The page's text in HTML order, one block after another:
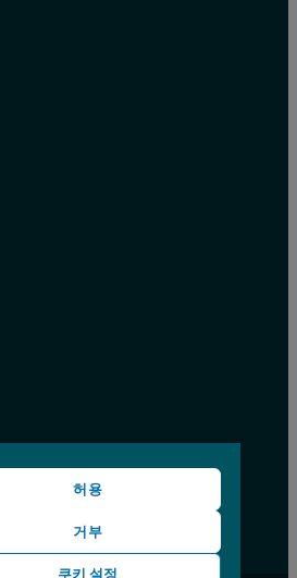
허용
거부
쿠키 설정